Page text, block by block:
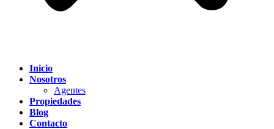
Inicio
Nosotros
Agentes
Propiedades
Blog
Contacto